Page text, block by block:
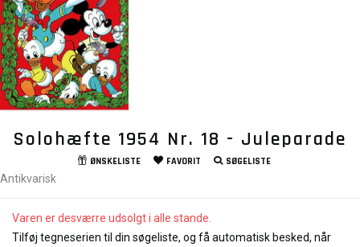
Solohæfte 1954 Nr. 18 - Juleparade
ØNSKELISTE FAVORIT SØGELISTE
Antikvarisk
Varen er desværre udsolgt i alle stande.
Tilføj tegneserien til din søgeliste, og få automatisk besked, når